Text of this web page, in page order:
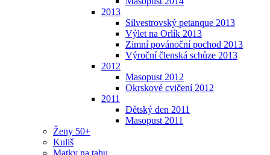
2013
Silvestrovský petanque 2013
Výlet na Orlík 2013
Zimní povánoční pochod 2013
Výroční členská schůze 2013
2012
Masopust 2012
Okrskové cvičení 2012
2011
Dětský den 2011
Masopust 2011
Ženy 50+
Kuliš
Matky na tahu